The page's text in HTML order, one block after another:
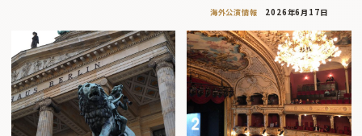
海外公演情報 2026年6月17日